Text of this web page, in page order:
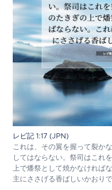
レビ記 1:17 (JPN)
これは、その翼を握って裂か
してはならない。祭司はこれ
上で燔祭として焼かなければ
主にささげる香ばしいかおりで